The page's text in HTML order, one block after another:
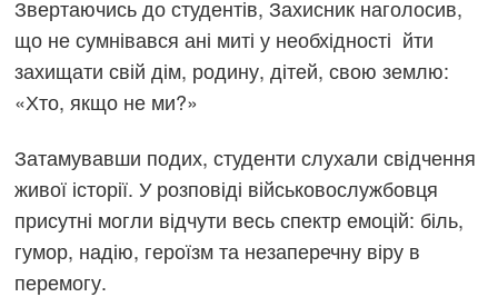
Звертаючись до студентів, Захисник наголосив,
що не сумнівався ані миті у необхідності йти
захищати свій дім, родину, дітей, свою землю:
«Хто, якщо не ми?»
Затамувавши подих, студенти слухали свідчення
живої історії. У розповіді військовослужбовця
присутні могли відчути весь спектр емоцій: біль,
гумор, надію, героїзм та незаперечну віру в
перемогу.